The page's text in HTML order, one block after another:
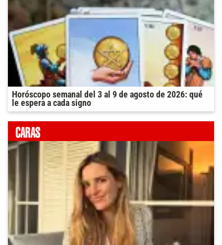
Horóscopo semanal del 3 al 9 de agosto de 2026: qué
le espera a cada signo